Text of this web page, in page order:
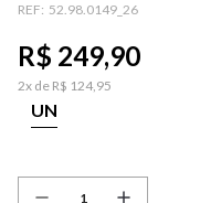
: 52.98.0149_26
R$ 249,90
2x de R$ 124,95
UN